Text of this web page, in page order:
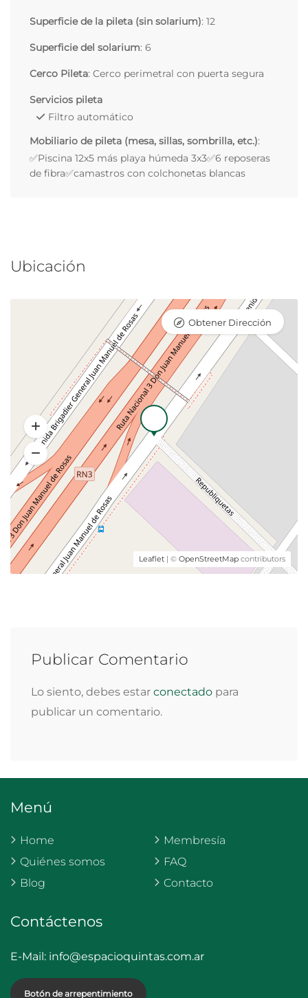
Superficie de la pileta (sin solarium): 12
Superficie del solarium: 6
Cerco Pileta: Cerco perimetral con puerta segura
Servicios pileta
Filtro automático
Mobiliario de pileta (mesa, sillas, sombrilla, etc.):
✅Piscina 12x5 más playa húmeda 3x3✅6 reposeras
de fibra✅camastros con colchonetas blancas
Ubicación
Leaflet | © OpenStreetMap contributors
Obtener Dirección
Publicar Comentario
Lo siento, debes estar conectado para
publicar un comentario.
Menú
Home
Quiénes somos
Blog
Membresía
FAQ
Contacto
Contáctenos
E-Mail: info@espacioquintas.com.ar
Botón de arrepentimiento